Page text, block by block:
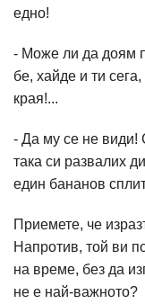
едно!
- Може ли да доям
бе, хайде и ти
края!...
- Да му се не види!
така си развалих
един бананов
Приемете, че
Напротив, той ви
на време, без да
не е най-важното?